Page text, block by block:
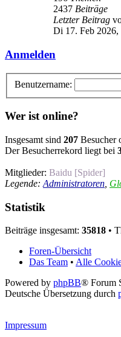
2437 Beiträge
Letzter Beitrag
Di 17. Feb 2026,
Anmelden
Benutzername:
Wer ist online?
Insgesamt sind 207 Besucher
Der Besucherrekord liegt bei
Mitglieder: Baidu [Spider]
Legende: Administratoren
Statistik
Beiträge insgesamt: 35818 •
Foren-Übersicht
Das Team • Alle
Powered by phpBB® Forum
Deutsche Übersetzung durch
Impressum